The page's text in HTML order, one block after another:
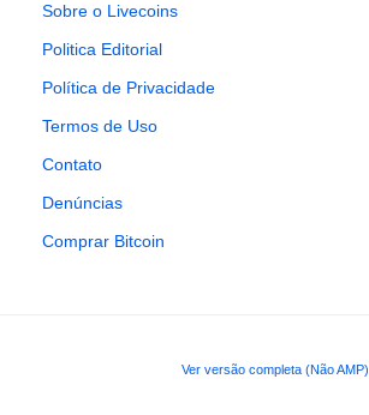
Sobre o Livecoins
Politica Editorial
Política de Privacidade
Termos de Uso
Contato
Denúncias
Comprar Bitcoin
Ver versão completa (Não AMP)